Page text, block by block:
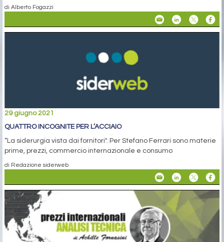
di Alberto Fogazzi
29 giugno 2021
QUATTRO INCOGNITE PER L’ACCIAIO
“La siderurgia vista dai fornitori". Per Stefano Ferrari sono materie
prime, prezzi, commercio internazionale e consumo
di Redazione siderweb